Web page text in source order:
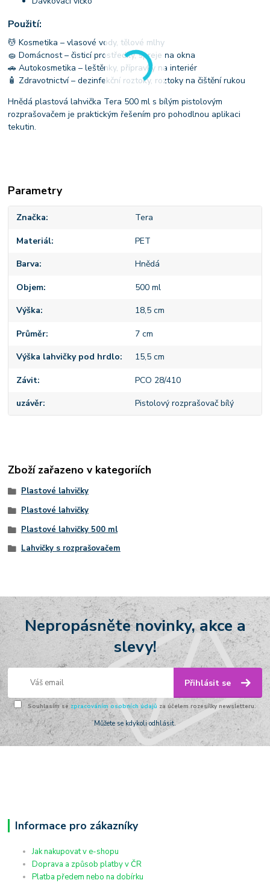
Použití:
💆 Kosmetika – vlasové vody, tělové mlhy
🧽 Domácnost – čisticí prostředky, spreje na okna
🚗 Autokosmetika – leštěnky, přípravky na interiér
🧴 Zdravotnictví – dezinfekční roztoky, roztoky na čištění rukou
Hnědá plastová lahvička Tera 500 ml s bílým pistolovým
rozprašovačem je praktickým řešením pro pohodlnou aplikaci
tekutin.
Parametry
Značka Tera
Materiál PET
Barva Hnědá
Objem 500 ml
Výška 18,5 cm
Průměr 7 cm
Výška lahvičky pod hrdlo 15,5 cm
Závit PCO 28/410
uzávěr Pistolový rozprašovač bílý
Zboží zařazeno v kategoriích
Plastové lahvičky
Plastové lahvičky
Plastové lahvičky 500 ml
Lahvičky s rozprašovačem
Nepropásněte novinky, akce a
slevy!
Přihlásit se
Souhlasím se zpracováním osobních údajů za účelem rozesílky newsletteru.
Můžete se kdykoli odhlásit.
Informace pro zákazníky
Jak nakupovat v e-shopu
Doprava a způsob platby v ČR
Platba předem nebo na dobírku